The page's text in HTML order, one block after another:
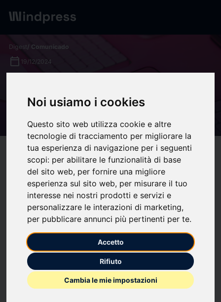
Noi usiamo i cookies
Questo sito web utilizza cookie e altre
tecnologie di tracciamento per migliorare la
tua esperienza di navigazione per i seguenti
scopi: per abilitare le funzionalità di base
del sito web, per fornire una migliore
esperienza sul sito web, per misurare il tuo
interesse nei nostri prodotti e servizi e
personalizzare le interazioni di marketing,
per pubblicare annunci più pertinenti per te.
Accetto
Rifiuto
Cambia le mie impostazioni
Digest/ Comunicado
calendar_today 19/12/2024
qui réinvente l’engagement
des marques | Open2Europe
Compatibilidad help
Ahorrar(0)bookmark_border upload Compartir
L’évolution des relations presse à l’ère des influenceurs
Les relations presse (RP) dépassent désormais le cadre de la
simple diffusion de communiqués traditionnels. Avec l’essor
des réseaux sociaux comme Instagram, TikTok et YouTube, les
influenceurs sont devenus des partenaires stratégiques pour
les marques. Ces créateurs de contenu, souvent spécialisés
dans des niches précises, possèdent un pouvoir d’influence
inégalé, notamment auprès des jeunes générations.